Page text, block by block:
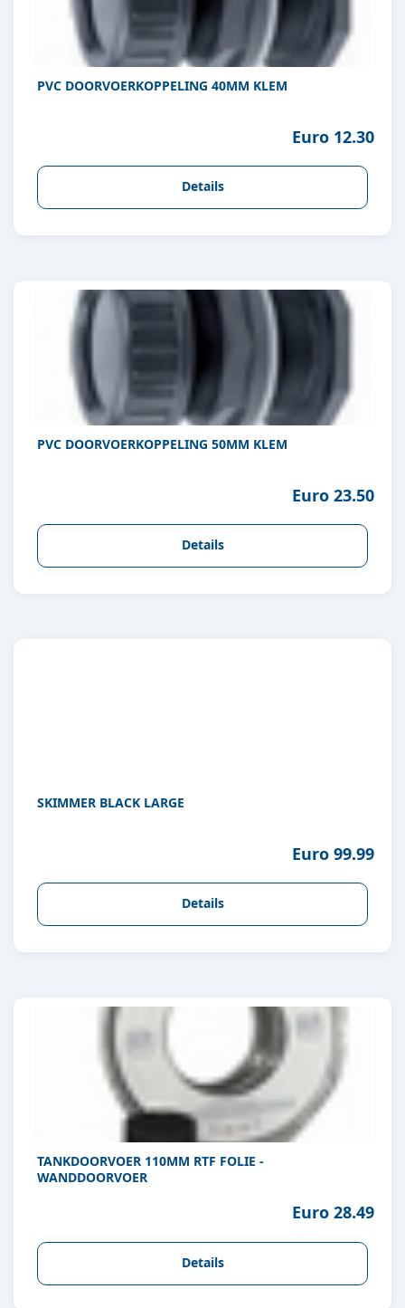
PVC DOORVOERKOPPELING 40MM KLEM
Euro 12.30
Details
PVC DOORVOERKOPPELING 50MM KLEM
Euro 23.50
Details
SKIMMER BLACK LARGE
Euro 99.99
Details
TANKDOORVOER 110MM RTF FOLIE -
WANDDOORVOER
Euro 28.49
Details